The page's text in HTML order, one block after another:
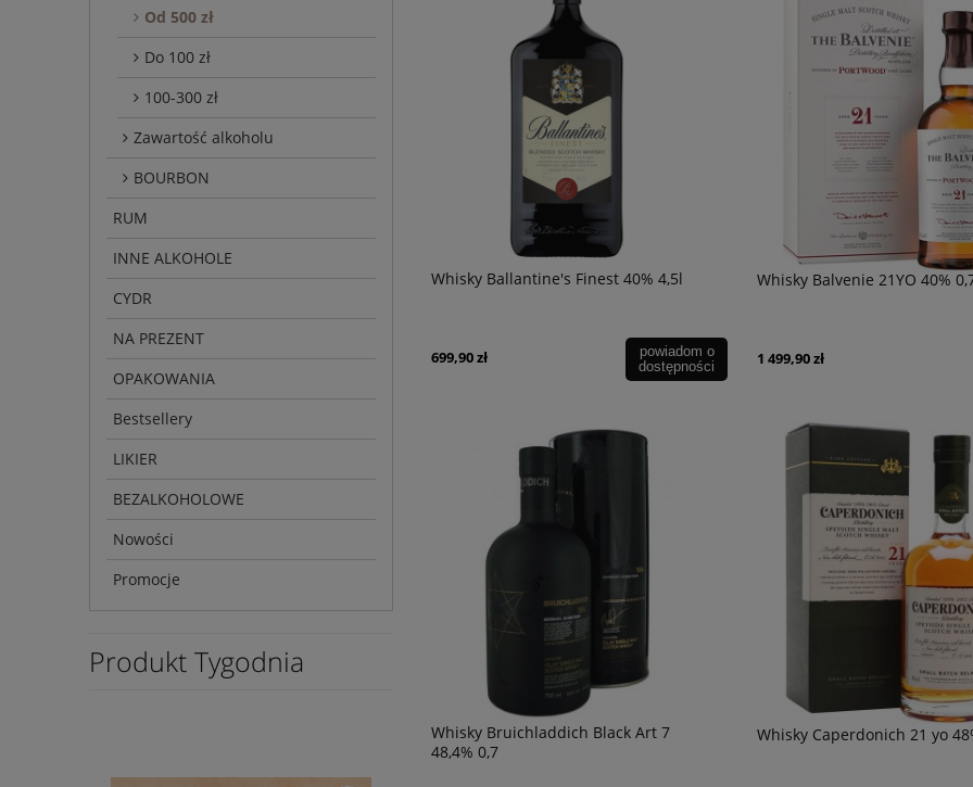
Od 500 zł
Do 100 zł
100-300 zł
Zawartość alkoholu
BOURBON
RUM
INNE ALKOHOLE
CYDR
NA PREZENT
OPAKOWANIA
Bestsellery
LIKIER
BEZALKOHOLOWE
Nowości
Promocje
Produkt Tygodnia
Whisky Ballantine's Finest 40% 4,5l
699,90 zł
powiadom o
dostępności
Whisky Balvenie 21YO 40%
1 499,90 zł
Whisky Bruichladdich Black Art 7
48,4% 0,7
Whisky Caperdonich 21 yo